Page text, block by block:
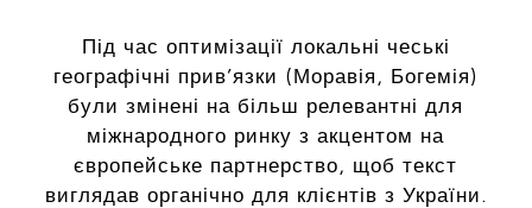
Під час оптимізації локальні чеські
географічні прив’язки (Моравія, Богемія)
були змінені на більш релевантні для
міжнародного ринку з акцентом на
європейське партнерство, щоб текст
виглядав органічно для клієнтів з України.